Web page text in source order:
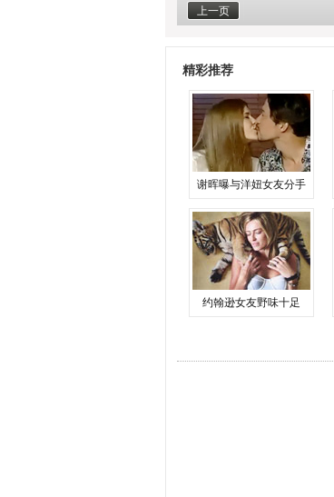
上一页
精彩推荐
谢晖曝与洋妞女友分手
约翰逊女友野味十足